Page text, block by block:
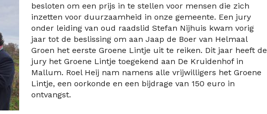
besloten om een prijs in te stellen voor mensen die zich
inzetten voor duurzaamheid in onze gemeente. Een jury
onder leiding van oud raadslid Stefan Nijhuis kwam vorig
jaar tot de beslissing om aan Jaap de Boer van Helmaal
Groen het eerste Groene Lintje uit te reiken. Dit jaar heeft de
jury het Groene Lintje toegekend aan De Kruidenhof in
Mallum. Roel Heij nam namens alle vrijwilligers het Groene
Lintje, een oorkonde en een bijdrage van 150 euro in
ontvangst.